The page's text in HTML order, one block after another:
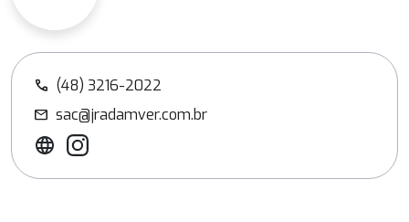
call (48) 3216-2022
mail sac@jradamver.com.br